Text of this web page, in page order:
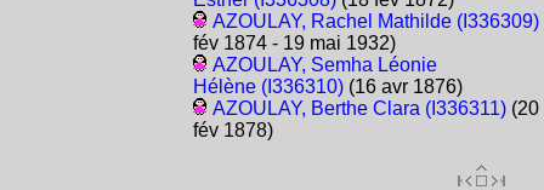
AZOULAY, Rachel Mathilde (I336309)
fév 1874 - 19 mai 1932)
AZOULAY, Semha Léonie
Hélène (I336310)(16 avr 1876)
AZOULAY, Berthe Clara (I336311)(20
fév 1878)